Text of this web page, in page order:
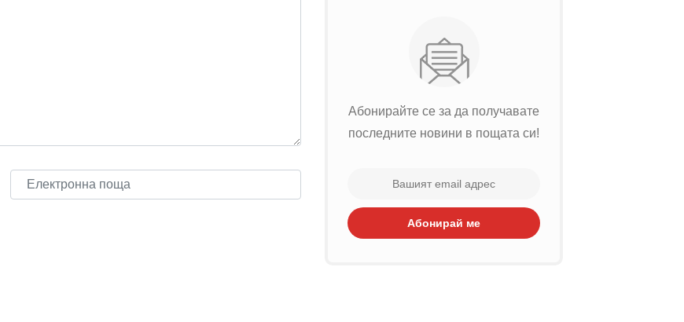
Абонирайте се за да получавате
последните новини в пощата си!
Абонирай ме